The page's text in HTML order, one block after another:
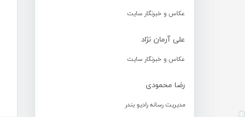
عکاس و خبرنگار سایت
علی آرمان نژاد
عکاس و خبرنگار سایت
رضا محمودی
مدیریت رسانه رادیو بندر